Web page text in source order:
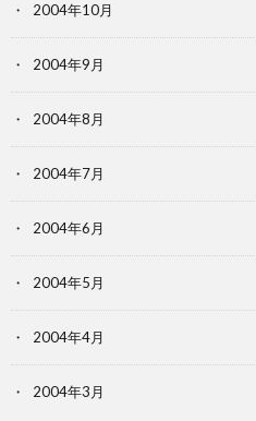
2004年10月
2004年9月
2004年8月
2004年7月
2004年6月
2004年5月
2004年4月
2004年3月